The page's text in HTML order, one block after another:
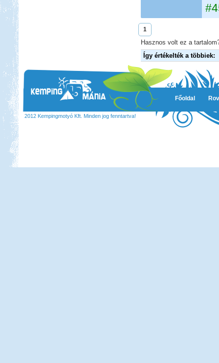
1
Hasznos volt ez a
Így értékelték a többiek:
Főoldal
2012 Kempingmotyó Kft. Minden jog fenntartva!